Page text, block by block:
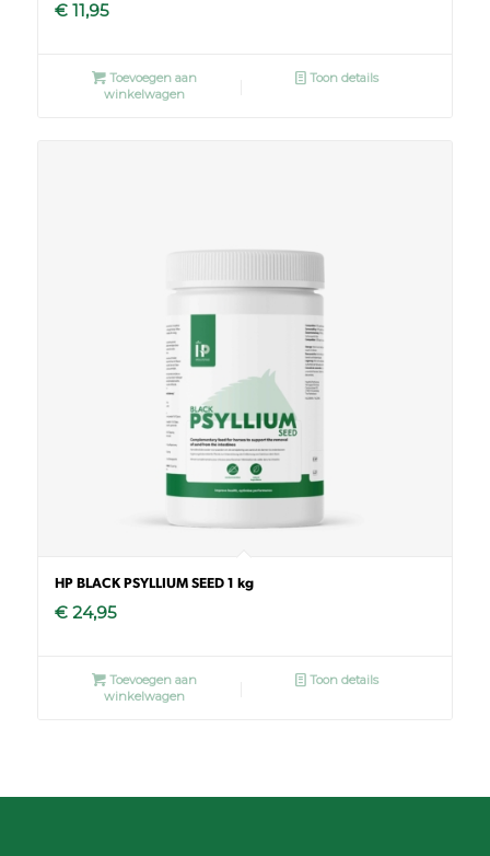
€11,95
Toevoegen aan
winkelwagen
Toon details
HP BLACK PSYLLIUM SEED 1 kg
€24,95
Toevoegen aan
winkelwagen
Toon details